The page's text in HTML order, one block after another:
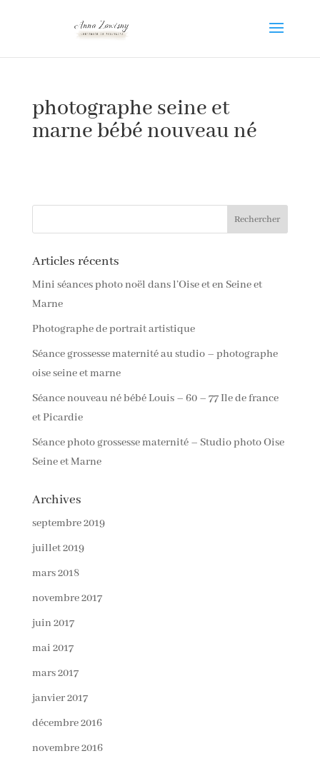
photographe seine et
marne bébé nouveau né
Articles récents
Mini séances photo noël dans l’Oise et en Seine et
Marne
Photographe de portrait artistique
Séance grossesse maternité au studio – photographe
oise seine et marne
Séance nouveau né bébé Louis – 60 – 77 Ile de france
et Picardie
Séance photo grossesse maternité – Studio photo Oise
Seine et Marne
Archives
septembre 2019
juillet 2019
mars 2018
novembre 2017
juin 2017
mai 2017
mars 2017
janvier 2017
décembre 2016
novembre 2016